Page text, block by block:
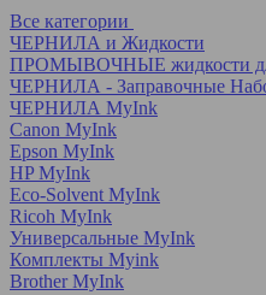
Все категории
ЧЕРНИЛА и Жидкости
ПРОМЫВОЧНЫЕ жидкости
ЧЕРНИЛА - Заправочные
ЧЕРНИЛА MyInk
Canon MyInk
Epson MyInk
HP MyInk
Eco-Solvent MyInk
Ricoh MyInk
Универсальные MyInk
Комплекты Myink
Brother MyInk